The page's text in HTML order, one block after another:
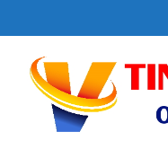
đến
dung